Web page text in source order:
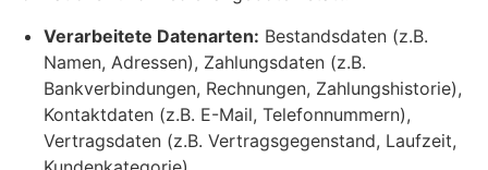
Verarbeitete Datenarten: Bestandsdaten (z.B.
Namen, Adressen), Zahlungsdaten (z.B.
Bankverbindungen, Rechnungen, Zahlungshistorie),
Kontaktdaten (z.B. E-Mail, Telefonnummern),
Vertragsdaten (z.B. Vertragsgegenstand, Laufzeit,